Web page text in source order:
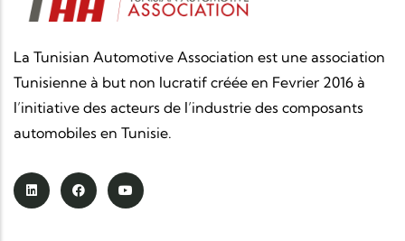
La Tunisian Automotive Association est une association
Tunisienne à but non lucratif créée en Fevrier 2016 à
l’initiative des acteurs de l’industrie des composants
automobiles en Tunisie.